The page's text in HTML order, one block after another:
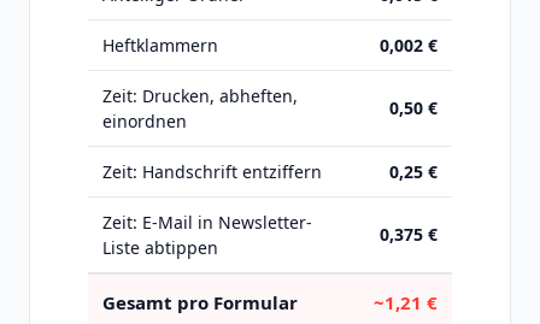
Heftklammern 0,002 €
Zeit: Drucken, abheften,
einordnen
0,50 €
Zeit: Handschrift entziffern 0,25 €
Zeit: E-Mail in Newsletter-
Liste abtippen
0,375 €
Gesamt pro Formular ~1,21 €